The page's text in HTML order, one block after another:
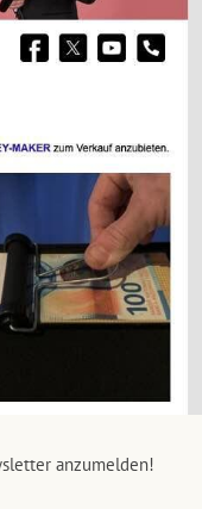
anzumelden!